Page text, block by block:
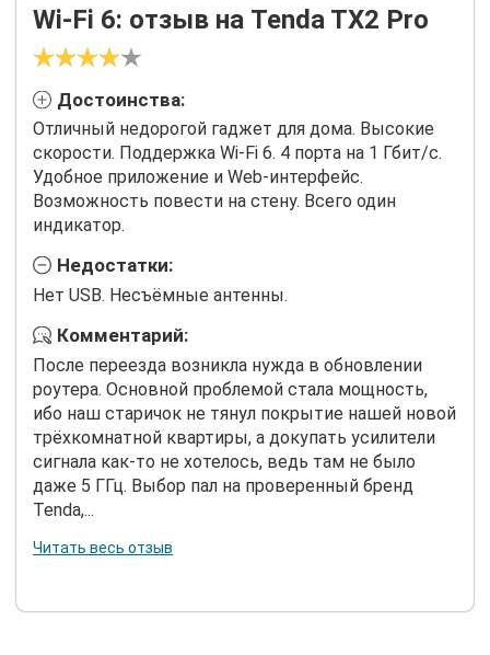
Wi-Fi 6: отзыв на Tenda TX2 Pro
Достоинства:
Отличный недорогой гаджет для дома. Высокие
скорости. Поддержка Wi-Fi 6. 4 порта на 1 Гбит/с.
Удобное приложение и Web-интерфейс.
Возможность повести на стену. Всего один
индикатор.
Недостатки:
Нет USB. Несъёмные антенны.
Комментарий:
После переезда возникла нужда в обновлении
роутера. Основной проблемой стала мощность,
ибо наш старичок не тянул покрытие нашей новой
трёхкомнатной квартиры, а докупать усилители
сигнала как-то не хотелось, ведь там не было
даже 5 ГГц. Выбор пал на проверенный бренд
Tenda,...
Читать весь отзыв